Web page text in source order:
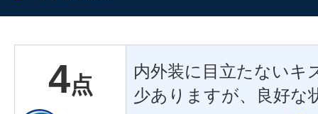
4点
内外装に目立たないキ
少ありますが、良好な